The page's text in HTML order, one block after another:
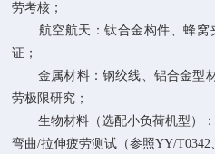
劳考核；
航空航天：钛合金构件、蜂窝
证；
金属材料：钢绞线、铝合金型材
劳极限研究；
生物材料（选配小负荷机型）：
弯曲/拉伸疲劳测试（参照YY/T0342